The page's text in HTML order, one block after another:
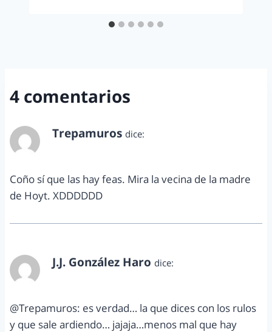
4 comentarios
Trepamuros dice:
Coño sí que las hay feas. Mira la vecina de la madre
de Hoyt. XDDDDDD
J.J. González Haro dice:
@Trepamuros: es verdad… la que dices con los rulos
y que sale ardiendo… jajaja…menos mal que hay